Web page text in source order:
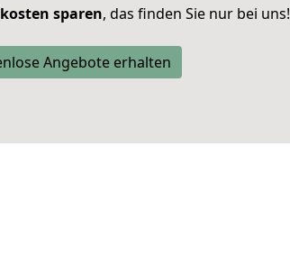
sparen, das finden Sie nur bei uns!
Angebote erhalten